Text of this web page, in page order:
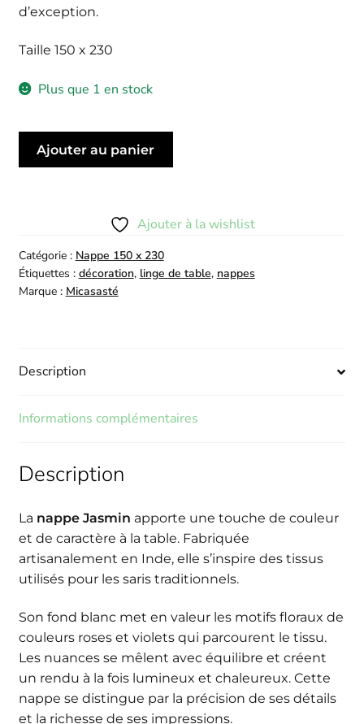
d’exception.
Taille 150 x 230
Plus que 1 en stock
quantité
x
230
Ajouter au panier
Ajouter à la wishlist
Catégorie : Nappe 150 x 230
Étiquettes : décoration, linge de table, nappes
Marque : Micasasté
Description
Informations complémentaires
Description
La nappe Jasmin apporte une touche de couleur
et de caractère à la table. Fabriquée
artisanalement en Inde, elle s’inspire des tissus
utilisés pour les saris traditionnels.
Son fond blanc met en valeur les motifs floraux de
couleurs roses et violets qui parcourent le tissu.
Les nuances se mêlent avec équilibre et créent
un rendu à la fois lumineux et chaleureux. Cette
nappe se distingue par la précision de ses détails
et la richesse de ses impressions.